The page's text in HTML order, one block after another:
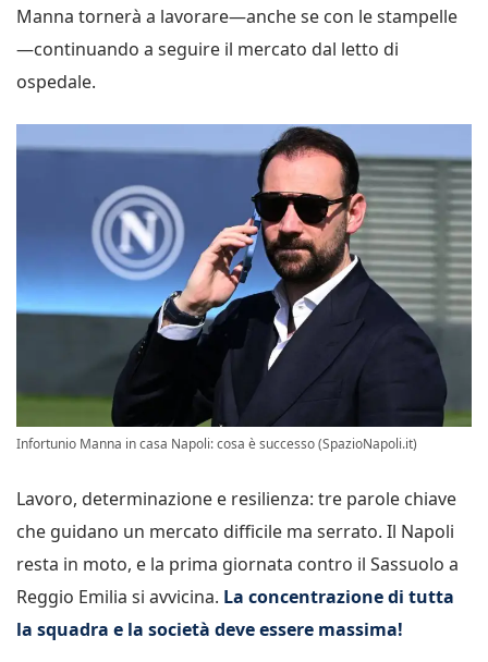
Manna tornerà a lavorare—anche se con le stampelle
—continuando a seguire il mercato dal letto di
ospedale.
Infortunio Manna in casa Napoli: cosa è successo (SpazioNapoli.it)
Lavoro, determinazione e resilienza: tre parole chiave
che guidano un mercato difficile ma serrato. Il Napoli
resta in moto, e la prima giornata contro il Sassuolo a
Reggio Emilia si avvicina. La concentrazione di tutta
la squadra e la società deve essere massima!